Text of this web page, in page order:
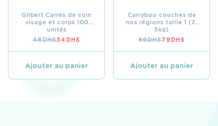
Gilbert Carrés de soin
visage et corps 100
unités
48DHSLE
PRIX
ÉTAIT :
34 DHS
LE
PRIX
EST :
Ajouter au panier
Carryboo couches de
nos régions taille 1 (2-
5kg)
89DHSLE
PRIX
ÉTAIT :
79 DHS
LE
PRIX
EST :
Ajouter au panier